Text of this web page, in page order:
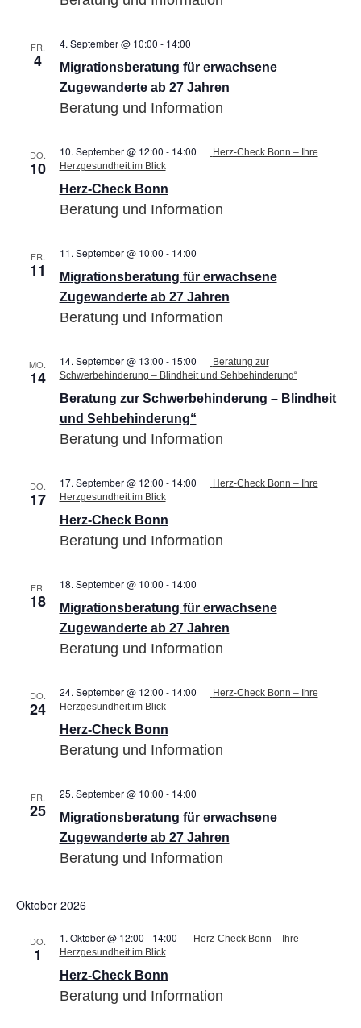
FR.
4
Migrationsberatung für erwachsene
Zugewanderte ab 27 Jahren
4. September @ 10:00 - 14:00
erwachsene
Zugewanderte
ab
27
Beratung und Information
DO.
10
Herz-Check Bonn
10. September @ 12:00 - 14:00
Herz-Check Bonn – Ihre
Herzgesundheit im Blick
Beratung und Information
FR.
11
Migrationsberatung für erwachsene
Zugewanderte ab 27 Jahren
11. September @ 10:00 - 14:00
erwachsene
ab
27
Beratung und Information
MO.
14
Beratung zur Schwerbehinderung – Blindheit
und Sehbehinderung“
14. September @ 13:00 - 15:00
Beratung zur
Schwerbehinderung – Blindheit und Sehbehinderung“
Beratung und Information
DO.
17
Herz-Check Bonn
17. September @ 12:00 - 14:00
Herz-Check Bonn – Ihre
Herzgesundheit im Blick
Beratung und Information
FR.
18
Migrationsberatung für erwachsene
Zugewanderte ab 27 Jahren
18. September @ 10:00 - 14:00
erwachsene
ab
27
Beratung und Information
DO.
24
Herz-Check Bonn
24. September @ 12:00 - 14:00
Herz-Check Bonn – Ihre
Herzgesundheit im Blick
Beratung und Information
FR.
25
Migrationsberatung für erwachsene
Zugewanderte ab 27 Jahren
25. September @ 10:00 - 14:00
erwachsene
ab
27
Beratung und Information
Oktober 2026
DO.
1
Herz-Check Bonn
1. Oktober @ 12:00 - 14:00
Herz-Check Bonn – Ihre
Herzgesundheit im Blick
Beratung und Information